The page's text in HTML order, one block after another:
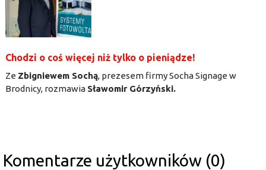
Chodzi o coś więcej niż tylko o pieniądze!
Ze Zbigniewem Sochą, prezesem firmy Socha Signage w
Brodnicy, rozmawia Sławomir Górzyński.
Komentarze użytkowników (0)